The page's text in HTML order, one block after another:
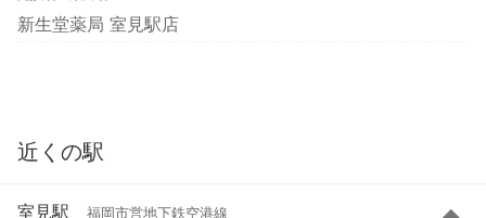
新生堂薬局 室見駅店
近くの駅
室見駅 福岡市営地下鉄空港線